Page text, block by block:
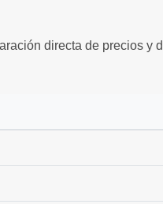
directa de precios y